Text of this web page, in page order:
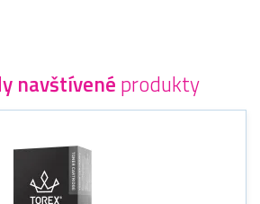
navštívenéprodukty